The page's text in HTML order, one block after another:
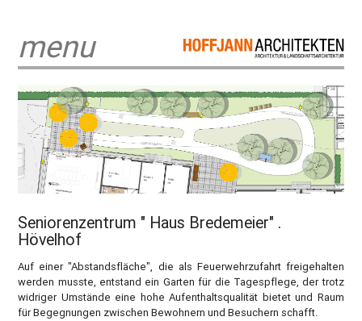
menu
Seniorenzentrum " Haus Bredemeier" .
Hövelhof
Auf einer "Abstandsfläche", die als Feuerwehrzufahrt freigehalten
werden musste, entstand ein Garten für die Tagespflege, der trotz
widriger Umstände eine hohe Aufenthaltsqualität bietet und Raum
für Begegnungen zwischen Bewohnern und Besuchern schafft.